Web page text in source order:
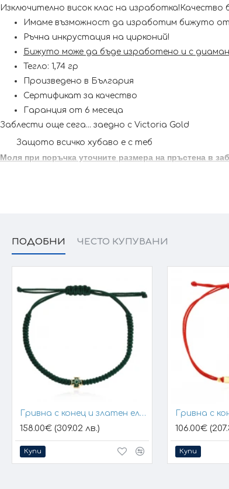
Изключително висок клас на изработка!Качество
Имаме възможност да изработим бижуто
Ръчна инкрустация на цирконий!
Бижуто може да бъде изработено и с
Тегло: 1,74 гр
Произведено в България
Сертификат за качество
Гаранция от 6 месеца
Заблести още сега... заедно с Victoria Gold
Защото всичко хубаво е с теб
Моля при поръчка уточните размера на пръстена в
ПОДОБНИ ЧЕСТО КУПУВАНИ
Гривна с конец и златен елемент кръст
158.00€ (309.02 лв.)
Купи
106.00€
Купи